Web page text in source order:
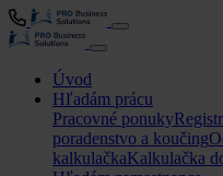
Úvod
Hľadám prácu
Pracovné ponuky
poradenstvo a koučing
kalkulačkaKalkulačka